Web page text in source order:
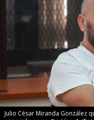
Julio César Miranda González